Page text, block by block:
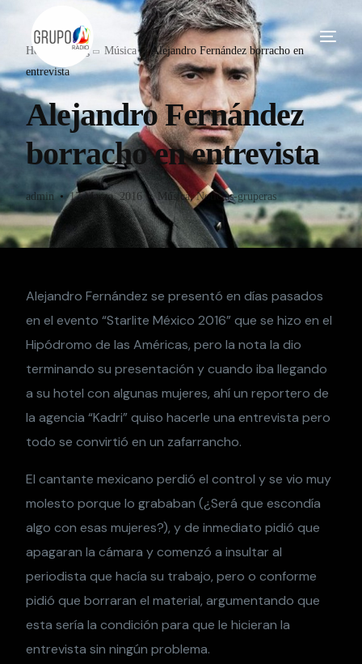
Home Blog Música
Alejandro Fernández borracho en
entrevista
Alejandro Fernández
borracho en entrevista
admin 17 Marzo, 2016 Música,Noticias-gruperas
Alejandro Fernández se presentó en días pasados
en el evento “Starlite México 2016” que se hizo en el
Hipódromo de las Américas, pero la nota la dio
terminando su presentación y cuando iba llegando
a su hotel con algunas mujeres, ahí un reportero de
la agencia “Kadri” quiso hacerle una entrevista pero
todo se convirtió en un zafarrancho.
El cantante mexicano perdió el control y se vio muy
molesto porque lo grababan (¿Será que escondía
algo con esas mujeres?), y de inmediato pidió que
apagaran la cámara y comenzó a insultar al
periodista que hacía su trabajo, pero o conforme
pidió que borraran el material, argumentando que
esta sería la condición para que le hicieran la
entrevista sin ningún problema.